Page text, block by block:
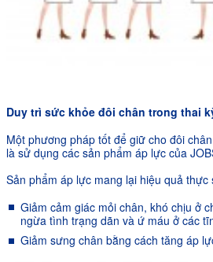
Duy trì sức khỏe đôi chân trong thai
Một phương pháp tốt để giữ cho đôi
là sử dụng các sản phẩm áp lực của
Sản phẩm áp lực mang lại hiệu quả thực
Giảm cảm giác mỏi chân, khó chịu ở
ngừa tình trạng dãn và ứ máu ở các
Giảm sưng chân bằng cách tăng áp